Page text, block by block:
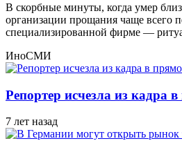
В скорбные минуты, когда умер
организации прощания чаще всего
специализированной фирме —
ИноСМИ
Репортер исчезла из кадра
7 лет назад